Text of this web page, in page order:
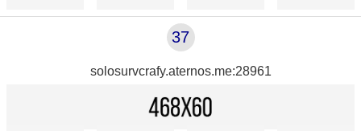
37
solosurvcrafy.aternos.me:28961